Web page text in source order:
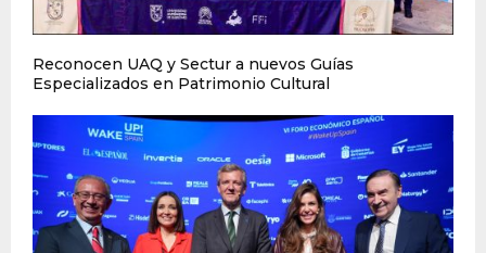
Reconocen UAQ y Sectur a nuevos Guías
Especializados en Patrimonio Cultural